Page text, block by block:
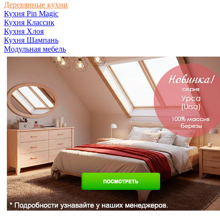
Деревянные кухни
Кухня Pin Magic
Кухня Классик
Кухня Хлоя
Кухня Шампань
Модульная мебель